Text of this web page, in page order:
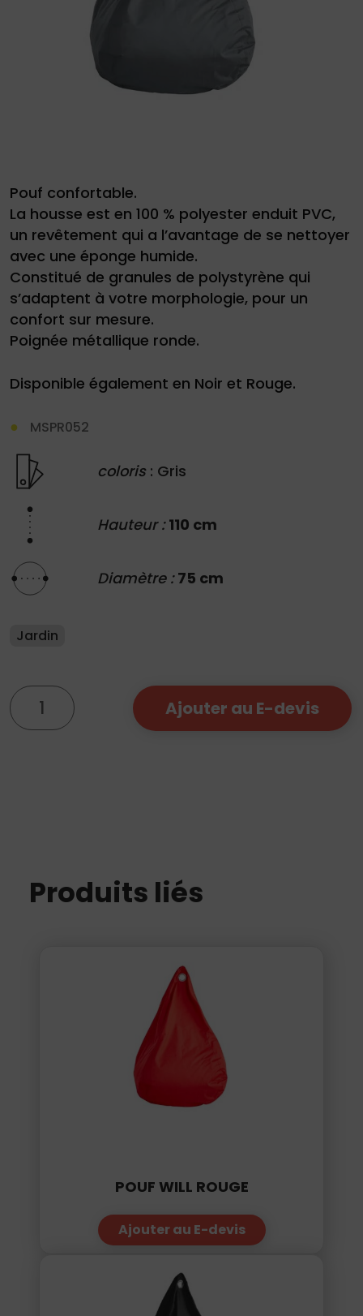
Pouf confortable.
La housse est en 100 % polyester enduit PVC,
un revêtement qui a l’avantage de se nettoyer
avec une éponge humide.
Constitué de granules de polystyrène qui
s’adaptent à votre morphologie, pour un
confort sur mesure.
Poignée métallique ronde.
Disponible également en Noir et Rouge.
MSPR052
coloris: Gris
Hauteur :110 cm
Diamètre :75 cm
Jardin
quantité
de
Pouf
Ajouter au E-devis
Produits liés
POUF WILL ROUGE
Ajouter au E-devis
devis
01
34
04
76
50 |